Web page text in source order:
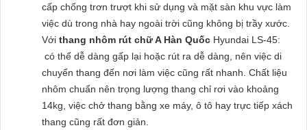
cấp chống trơn trượt khi sử dụng và mặt sàn khu vực làm
việc dù trong nhà hay ngoài trời cũng không bị trầy xước.
Với thang nhôm rút chữ A Hàn Quốc Hyundai LS-45:
có thể dễ dàng gấp lại hoặc rút ra dễ dàng, nên việc di
chuyển thang đến nơi làm việc cũng rất nhanh. Chất liệu
nhôm chuẩn nên trọng lượng thang chỉ rơi vào khoảng
14kg, việc chở thang bằng xe máy, ô tô hay trực tiếp xách
thang cũng rất đơn giản.